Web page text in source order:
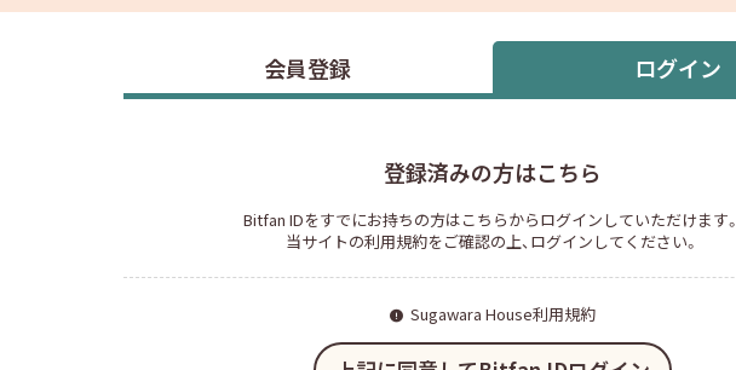
会員登録 ログイン
登録済みの方はこちら
Bitfan IDをすでにお持ちの方はこちらからログインしていただけます。
当サイトの利用規約をご確認の上、ログインしてください。
Sugawara House利用規約